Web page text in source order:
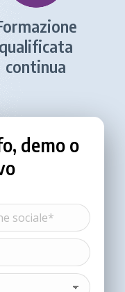
qualificata
continua
demo o